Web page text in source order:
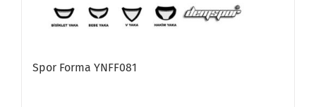
Spor Forma YNFF081